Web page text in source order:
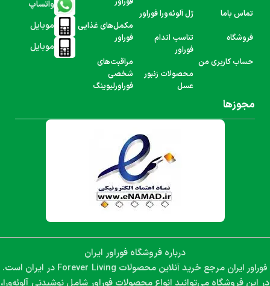
تماس باما
فروشگاه
حساب کاربری من
ژل آلوئه‌ورا فوراور
تناسب اندام
فوراور
محصولات زنبور
عسل
مکمل‌های غذایی
فوراور
مراقبت‌های
شخصی
فوراورلیوینگ
واتساپ
موبایل
موبایل
مجوزها
درباره فروشگاه فوراور ایران
فوراور ایران مرجع خرید آنلاین محصولات Forever Living در ایران است.
در این فروشگاه می‌توانید انواع محصولات فوراور شامل نوشیدنی آلوئه‌ورا،